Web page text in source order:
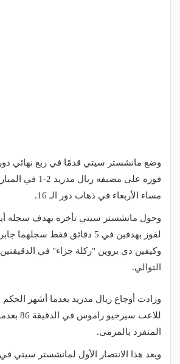
وضع مانشستر سيتي قدمًا في ربع نهائي
فوزه على مضيفه
مساء الأربعاء في ذهاب دور الـ 16.
لفوز بهدفين في 5 دقائق فقط
التوالي.
وزادت أوجاع ريال مدريد بعدما أشهر الحكم
للاعب
المنفرد بالمرمى.
ويعد هذا الانتصار الأول لمانشستر سيتي